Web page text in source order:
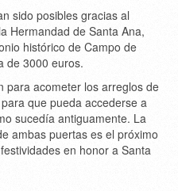
sido posibles gracias al
Hermandad de Santa Ana,
histórico de Campo de
de 3000 euros.
para acometer los arreglos de
que pueda accederse a
sucedía antiguamente. La
ambas puertas es el próximo
en honor a Santa